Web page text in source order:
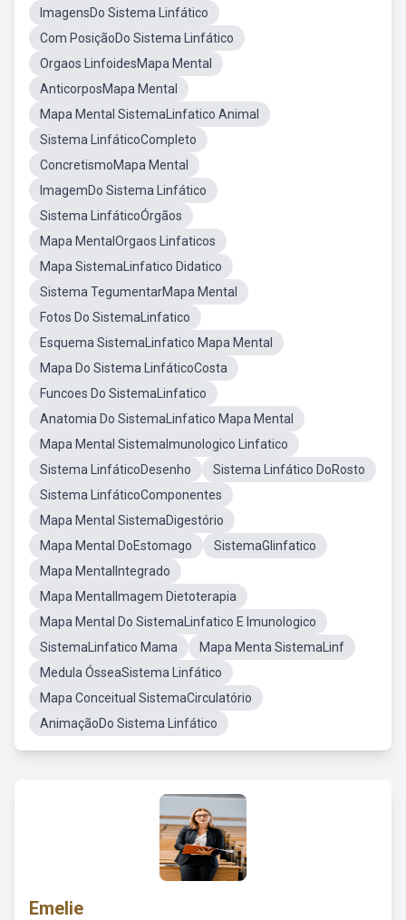
ImagensDo Sistema Linfático
Com PosiçãoDo Sistema Linfático
Orgaos LinfoidesMapa Mental
AnticorposMapa Mental
Mapa Mental SistemaLinfatico Animal
Sistema LinfáticoCompleto
ConcretismoMapa Mental
ImagemDo Sistema Linfático
Sistema LinfáticoÓrgãos
Mapa MentalOrgaos Linfaticos
Mapa SistemaLinfatico Didatico
Sistema TegumentarMapa Mental
Fotos Do SistemaLinfatico
Esquema SistemaLinfatico Mapa Mental
Mapa Do Sistema LinfáticoCosta
Funcoes Do SistemaLinfatico
Anatomia Do SistemaLinfatico Mapa Mental
Mapa Mental SistemaImunologico Linfatico
Sistema LinfáticoDesenho
Sistema Linfático DoRosto
Sistema LinfáticoComponentes
Mapa Mental SistemaDigestório
Mapa Mental DoEstomago
SistemaGlinfatico
Mapa MentalIntegrado
Mapa MentalImagem Dietoterapia
Mapa Mental Do SistemaLinfatico E Imunologico
SistemaLinfatico Mama
Mapa Menta SistemaLinf
Medula ÓsseaSistema Linfático
Mapa Conceitual SistemaCirculatório
AnimaçãoDo Sistema Linfático
Emelie